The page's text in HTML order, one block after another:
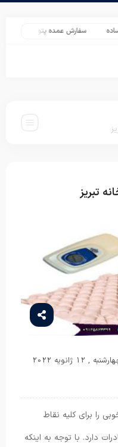
سفارش عمده پتو شادیلون قیمت ارزان
تبریز
ژانویه 2022
را برای کلیه نقاط
دارد. با توجه به اینکه